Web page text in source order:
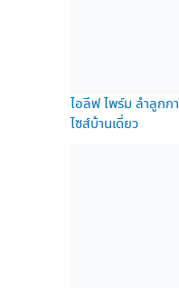
ไอลีฟ ไพร์ม ลำลูก
ไซส์บ้านเดี่ยว